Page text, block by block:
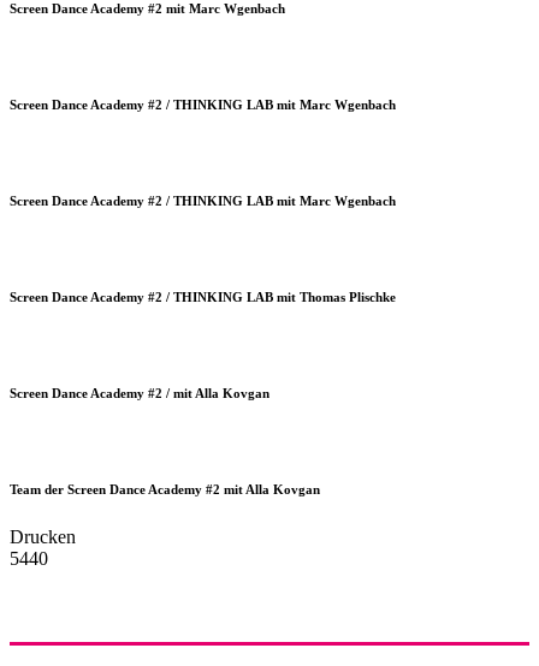
Screen Dance Academy #2 mit Marc Wgenbach
Screen Dance Academy #2 / THINKING LAB mit Marc Wgenbach
Screen Dance Academy #2 / THINKING LAB mit Marc Wgenbach
Screen Dance Academy #2 / THINKING LAB mit Thomas Plischke
Screen Dance Academy #2 / mit Alla Kovgan
Team der Screen Dance Academy #2 mit Alla Kovgan
Drucken
5440